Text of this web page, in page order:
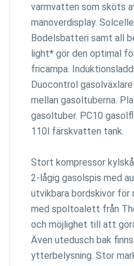
varmvatten som sköts
manöverdisplay.
Bodelsbatteri samt all
light* gör den optimal
fricampa.
Duocontrol
mellan gasoltuberna.
gasoltuber. PC10
110l färskvatten tank.
Stort kompressor
2-lågig gasolspis med
utvikbara bordskivor för
med spoltoalett från
och möjlighet till att
Även utedusch bak
ytterbelysning. Stor